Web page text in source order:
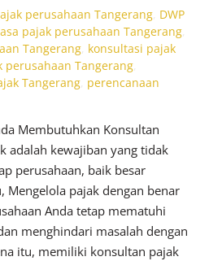
perusahaan Tangerang, DWP
pajak perusahaan Tangerang
Tangerang konsultasi pajak
perusahaan Tangerang
Tangerang perencanaan
Membutuhkan Konsultan
adalah kewajiban yang tidak
perusahaan, baik besar
Mengelola pajak dengan benar
Anda tetap mematuhi
menghindari masalah dengan
itu, memiliki konsultan pajak